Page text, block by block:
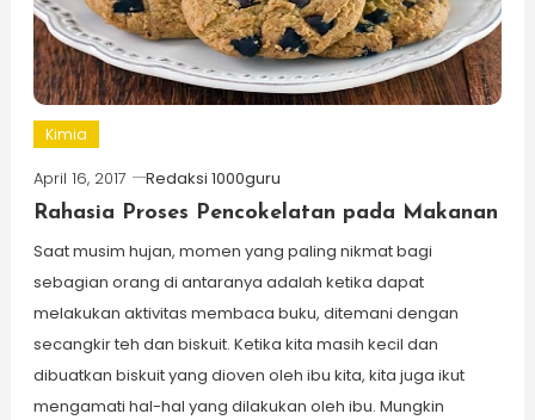
Kimia
April 16, 2017
Redaksi 1000guru
Rahasia Proses Pencokelatan pada Makanan
Saat musim hujan, momen yang paling nikmat bagi
sebagian orang di antaranya adalah ketika dapat
melakukan aktivitas membaca buku, ditemani dengan
secangkir teh dan biskuit. Ketika kita masih kecil dan
dibuatkan biskuit yang dioven oleh ibu kita, kita juga ikut
mengamati hal-hal yang dilakukan oleh ibu. Mungkin